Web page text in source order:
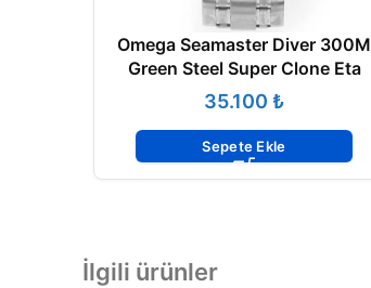
Omega Seamaster Diver 300M
Green Steel Super Clone Eta
₺
Sepete Ekle
İlgili ürünler